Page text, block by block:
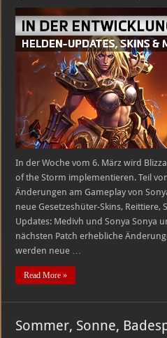
der
Entwicklung:
Gesetzeshüter-
Skins,
Helden-
Updates
&
mehr!
In der Woche vom 6. März wird
of the Storm implementieren. Teil
Änderungen am Gameplay von
neue Gesetzeshüter-Skins,
Updates: Medivh und Sonya Sonya
nächsten Patch erhebliche
werden neue …
Read More »
Sommer, Sonne,